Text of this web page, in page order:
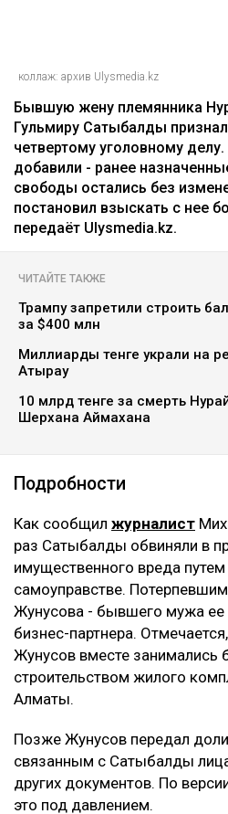
коллаж: архив Ulysmedia.kz
Бывшую жену племянника
Гульмиру Сатыбалды
четвертому уголовному
добавили - ранее
свободы остались без
постановил взыскать с нее
передаёт Ulysmedia.kz.
ЧИТАЙТЕ ТАКЖЕ
Трампу запретили строить
за $400 млн
Миллиарды тенге украли на
Атырау
10 млрд тенге за смерть
Шерхана Аймахана
Подробности
Как сообщил журналист
раз Сатыбалды обвиняли в
имущественного вреда
самоуправстве.
Жунусова - бывшего мужа ее
бизнес-партнера.
Жунусов вместе занимались
строительством жилого
Алматы.
Позже Жунусов передал
связанным с Сатыбалды
других документов. По
это под давлением.